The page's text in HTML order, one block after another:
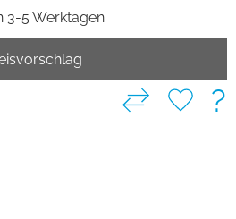
3-5 Werktagen
?